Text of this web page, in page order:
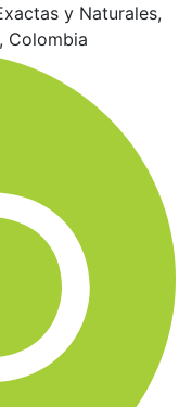
y Naturales,
Colombia